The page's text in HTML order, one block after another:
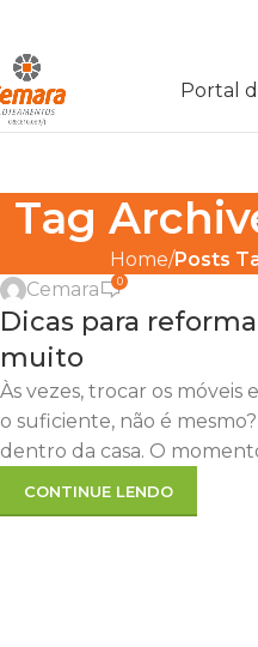
Portal
Tag
Home Posts
06
MAIO
DECORAÇÃO , ,
Cemara 0
Dicas para
muito
Às vezes, trocar os móveis
o suficiente, não é
dentro da casa. O
CONTINUE LENDO